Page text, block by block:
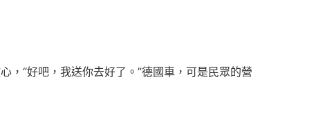
，“好吧，我送你去好了。”德國車，可是民眾的營